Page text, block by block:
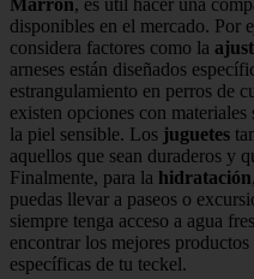
Marrón, es útil hacer una
disponibles en el mercado. Por
considera factores como la
arneses están diseñados
estrangulamiento en perros de
existen opciones con
la piel sensible. Los juguetes
aquellos que sean duraderos y
Finalmente, para la hidratación
puedas llevar a paseos o
siempre tenga acceso a agua
encontrar los mejores productos
específicas de tu teckel.